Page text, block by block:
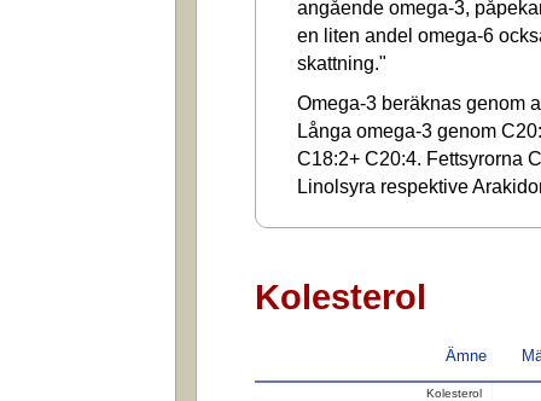
angående omega-3,
en liten andel omega-6
skattning."
Omega-3 beräknas genom
Långa omega-3 genom
C18:2+ C20:4. Fettsyrorna
Linolsyra respektive
Kolesterol
Ämne
Kolesterol